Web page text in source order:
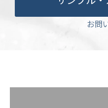
お問